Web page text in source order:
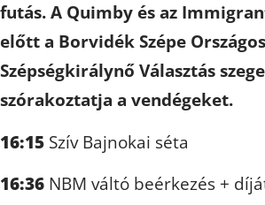
futás. A Quimby és az
előtt a Borvidék Szépe Országos
Szépségkirálynő Választás
szórakoztatja a vendégeket.
16:15 Szív Bajnokai séta
16:36 NBM váltó beérkezés +